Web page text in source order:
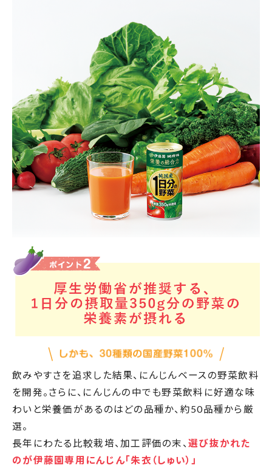
飲みやすさを追求した結果、にんじんベースの野菜飲料
を開発。さらに、にんじんの中でも野菜飲料に好適な味
わいと栄養価があるのはどの品種か、約50品種から厳
選。
長年にわたる比較栽培、加工評価の末、選び抜かれた
のが伊藤園専用にんじん「朱衣（しゅい）」